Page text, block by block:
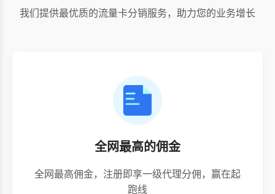
我们提供最优质的流量卡分销服务，助力您的业务增长
全网最高的佣金
全网最高佣金，注册即享一级代理分佣，赢在起
跑线